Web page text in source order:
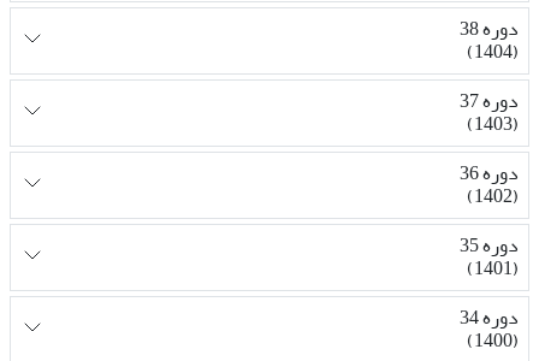
دوره 38
(1404)
دوره 37
(1403)
دوره 36
(1402)
دوره 35
(1401)
دوره 34
(1400)